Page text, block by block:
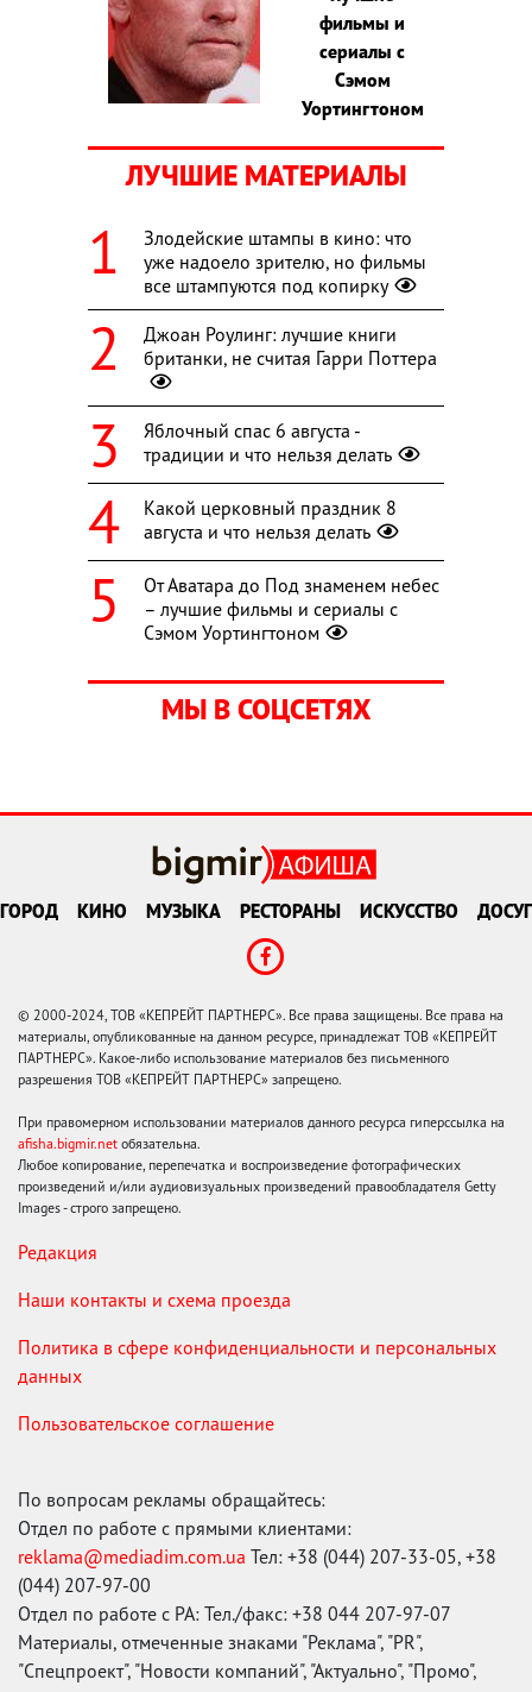
фильмы и
сериалы с
Сэмом
Уортингтоном
ЛУЧШИЕ МАТЕРИАЛЫ
Злодейские штампы в кино: что
уже надоело зрителю, но фильмы
все штампуются под копирку
Джоан Роулинг: лучшие книги
британки, не считая Гарри Поттера
Яблочный спас 6 августа -
традиции и что нельзя делать
Какой церковный праздник 8
августа и что нельзя делать
От Аватара до Под знаменем небес
– лучшие фильмы и сериалы с
Сэмом Уортингтоном
МЫ В СОЦСЕТЯХ
ГОРОД КИНО МУЗЫКА РЕСТОРАНЫ ИСКУССТВО ДОСУГ
© 2000-2024, ТОВ «КЕПРЕЙТ ПАРТНЕРС». Все права защищены. Все права на
материалы, опубликованные на данном ресурсе, принадлежат ТОВ «КЕПРЕЙТ
ПАРТНЕРС». Какое-либо использование материалов без письменного
разрешения ТОВ «КЕПРЕЙТ ПАРТНЕРС» запрещено.
При правомерном использовании материалов данного ресурса гиперссылка на
afisha.bigmir.net обязательна.
Любое копирование, перепечатка и воспроизведение фотографических
произведений и/или аудиовизуальных произведений правообладателя Getty
Images - строго запрещено.
Редакция
Наши контакты и схема проезда
Политика в сфере конфиденциальности и персональных
данных
Пользовательское соглашение
По вопросам рекламы обращайтесь:
Отдел по работе с прямыми клиентами:
reklama@mediadim.com.ua Тел: +38 (044) 207-33-05, +38
(044) 207-97-00
Отдел по работе с РА: Тел./факс: +38 044 207-97-07
Материалы, отмеченные знаками "Реклама", "PR",
"Спецпроект", "Новости компаний", "Актуально", "Промо",